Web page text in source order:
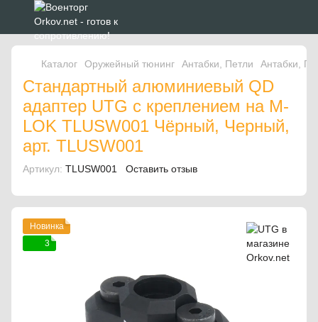
Каталог Оружейный тюнинг Антабки, Петли Антабки,
Стандартный алюминиевый QD
адаптер UTG с креплением на M-
LOK TLUSW001 Чёрный, Черный,
арт. TLUSW001
Артикул: TLUSW001 Оставить отзыв
Новинка
3